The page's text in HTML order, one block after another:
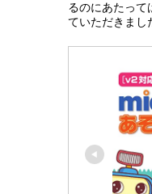
るのにあたって
ていただきまし